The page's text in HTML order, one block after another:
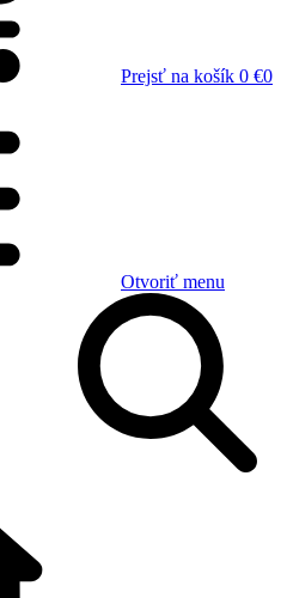
Prejsť na košík 0 €0
Otvoriť menu